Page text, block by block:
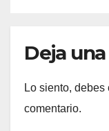
Deja
Lo siento, debes
comentario.